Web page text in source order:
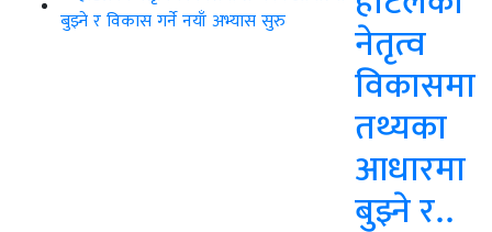
नेतृत्व
विकासमा
तथ्यका
आधारमा
बुझ्ने र..